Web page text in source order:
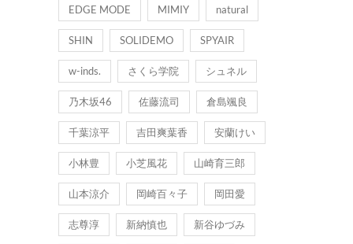
EDGE MODE MIMIY natural
SHIN SOLIDEMO SPYAIR
w-inds. さくら学院 シュネル
乃木坂46 佐藤流司 倉島颯良
千葉涼平 吉田爽葉香 安蘭けい
小林豊 小芝風花 山崎育三郎
山本涼介 岡崎百々子 岡田愛
志尊淳 新納慎也 新谷ゆづみ